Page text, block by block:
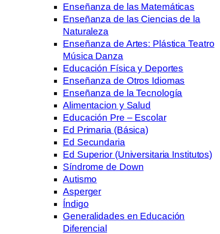
Enseñanza de las Matemáticas
Enseñanza de las Ciencias de la
Naturaleza
Enseñanza de Artes: Plástica Teatro
Música Danza
Educación Física y Deportes
Enseñanza de Otros Idiomas
Enseñanza de la Tecnología
Alimentacion y Salud
Educación Pre – Escolar
Ed Primaria (Básica)
Ed Secundaria
Ed Superior (Universitaria Institutos)
Síndrome de Down
Autismo
Asperger
Índigo
Generalidades en Educación
Diferencial